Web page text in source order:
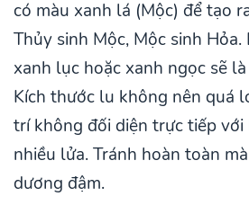
có màu xanh lá (Mộc) để tạo
Thủy sinh Mộc, Mộc sinh Hỏa.
xanh lục hoặc xanh ngọc sẽ
Kích thước lu không nên quá
trí không đối diện trực tiếp với
nhiều lửa. Tránh hoàn toàn
dương đậm.